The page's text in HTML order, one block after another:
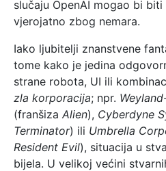
slučaju OpenAI mogao bi
vjerojatno zbog nemara.
Iako ljubitelji znanstvene
tome kako je jedina
strane robota, UI ili
zla korporacija; npr.
(franšiza Alien), Cyberdyne
Terminator) ili Umbrella
Resident Evil), situacija u
bijela. U velikoj većini